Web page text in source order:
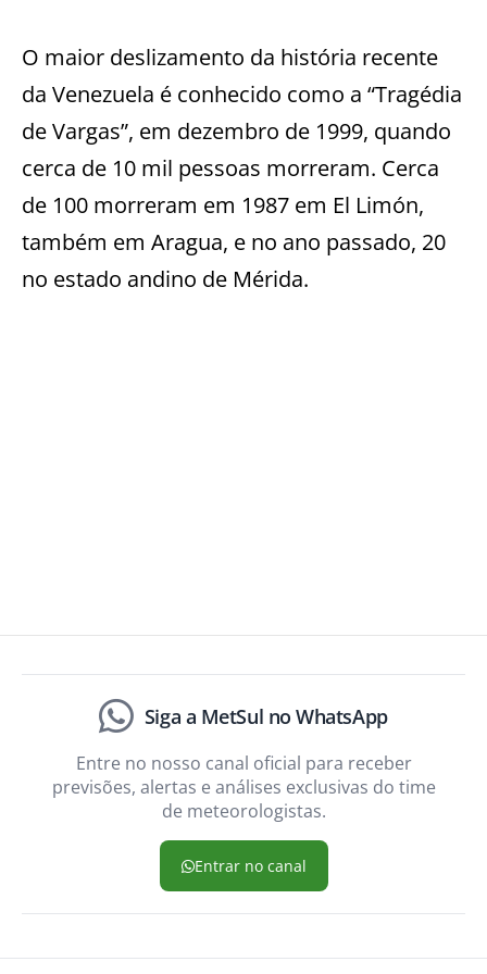
O maior deslizamento da história recente
da Venezuela é conhecido como a “Tragédia
de Vargas”, em dezembro de 1999, quando
cerca de 10 mil pessoas morreram. Cerca
de 100 morreram em 1987 em El Limón,
também em Aragua, e no ano passado, 20
no estado andino de Mérida.
Siga a MetSul no WhatsApp
Entre no nosso canal oficial para receber
previsões, alertas e análises exclusivas do time
de meteorologistas.
Entrar no canal